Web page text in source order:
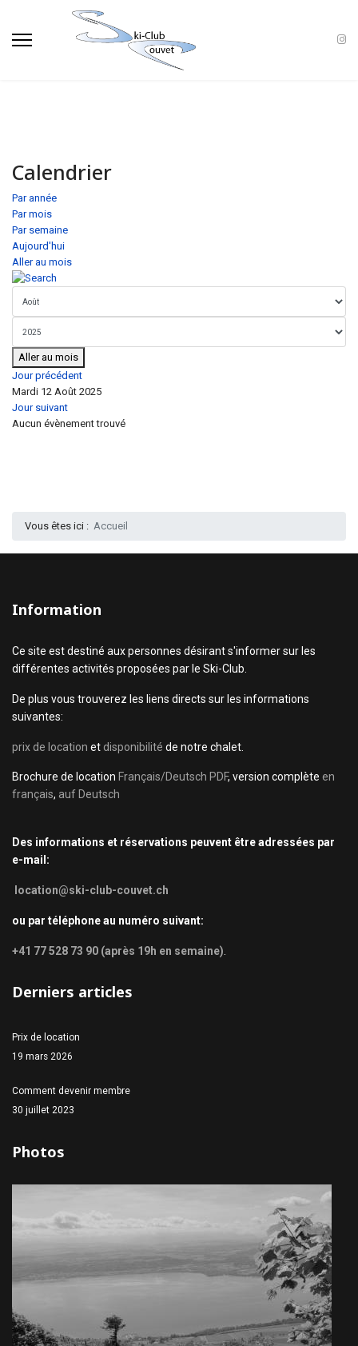
Calendrier
Par année
Par mois
Par semaine
Aujourd'hui
Aller au mois
Aller au mois
Jour précédent
Mardi 12 Août 2025
Jour suivant
Aucun évènement trouvé
Vous êtes ici : Accueil
Information
Ce site est destiné aux personnes désirant s'informer sur les
différentes activités proposées par le Ski-Club.
De plus vous trouverez les liens directs sur les informations
suivantes:
prix de location et disponibilité de notre chalet.
Brochure de location Français/Deutsch PDF, version complète en
français, auf Deutsch
Des informations et réservations peuvent être adressées par
e-mail:
location@ski-club-couvet.ch
ou par téléphone au numéro suivant:
+41 77 528 73 90 (après 19h en semaine)
Derniers articles
Prix de location
19 mars 2026
Comment devenir membre
30 juillet 2023
Photos